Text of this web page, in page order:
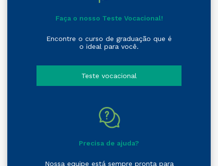
Faça o nosso Teste Vocacional!
Encontre o curso de graduação que é
o ideal para você.
Teste vocacional
Precisa de ajuda?
Nossa equipe está sempre pronta para